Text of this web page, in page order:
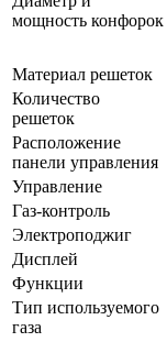
мощность конфорок
Материал решеток
Количество
решеток
Расположение
панели управления
Управление
Газ-контроль
Электроподжиг
Дисплей
Функции
Тип используемого
газа